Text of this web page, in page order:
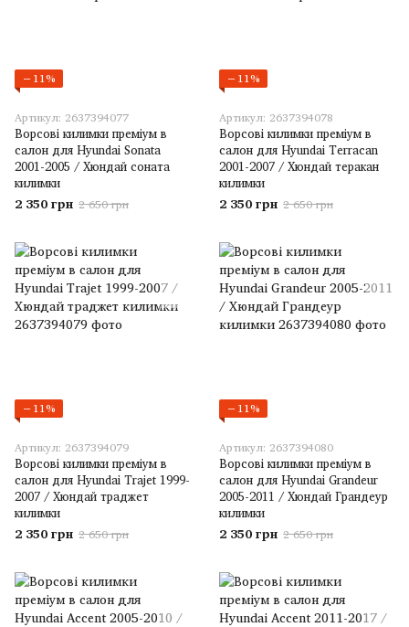
−11%
Артикул: 2637394077
Ворсові килимки преміум в
салон для Hyundai Sonata
2001-2005 / Хюндай соната
килимки
2 350 грн 2 650 грн
−11%
Артикул: 2637394078
Ворсові килимки преміум в
салон для Hyundai Terracan
2001-2007 / Хюндай теракан
килимки
2 350 грн 2 650 грн
−11%
Артикул: 2637394079
Ворсові килимки преміум в
салон для Hyundai Trajet 1999-
2007 / Хюндай траджет
килимки
2 350 грн 2 650 грн
−11%
Артикул: 2637394080
Ворсові килимки преміум в
салон для Hyundai Grandeur
2005-2011 / Хюндай Грандеур
килимки
2 350 грн 2 650 грн